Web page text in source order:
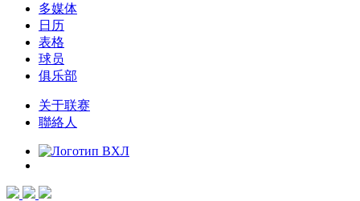
多媒体
日历
表格
球员
俱乐部
关于联赛
聯絡人